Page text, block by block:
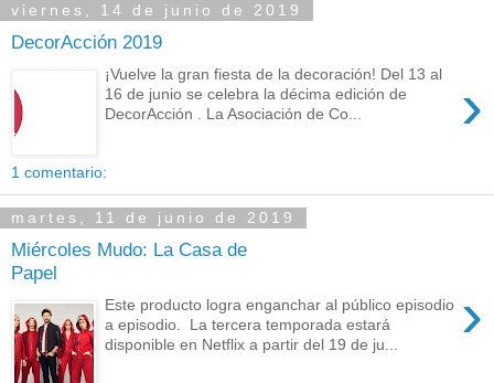
viernes, 14 de junio de 2019
DecorAcción 2019
›
¡Vuelve la gran fiesta de la decoración! Del 13 al
16 de junio se celebra la décima edición de
DecorAcción . La Asociación de Co...
1 comentario:
martes, 11 de junio de 2019
Miércoles Mudo: La Casa de
Papel
›
Este producto logra enganchar al público episodio
a episodio. La tercera temporada estará
disponible en Netflix a partir del 19 de ju...